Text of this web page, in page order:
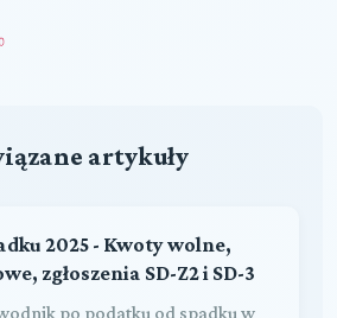
artykuły
2025 - Kwoty wolne,
zgłoszenia SD-Z2 i SD-3
po podatku od spadku w